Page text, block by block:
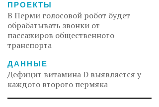
ПРОЕКТЫ
В Перми голосовой робот будет
обрабатывать звонки от
пассажиров общественного
транспорта
ДАННЫЕ
Дефицит витамина D выявляется у
каждого второго пермяка